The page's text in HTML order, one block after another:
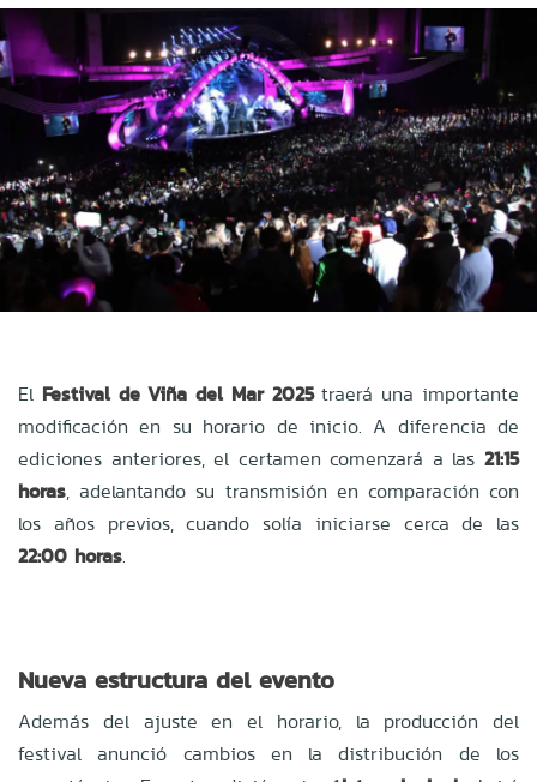
El Festival de Viña del Mar 2025traerá una importante
modificación en su horario de inicio. A diferencia de
ediciones anteriores, el certamen comenzará a las 21:15
horas, adelantando su transmisión en comparación con
los años previos, cuando solía iniciarse cerca de las
22:00 horas.
Nueva estructura del evento
Además del ajuste en el horario, la producción del
festival anunció cambios en la distribución de los